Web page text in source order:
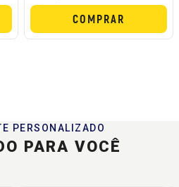
COMPRAR
PERSONALIZADO
PARA VOCÊ